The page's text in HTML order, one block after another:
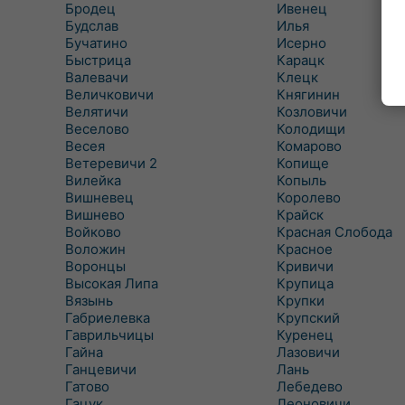
Бродец
Будслав
Бучатино
Быстрица
Валевачи
Величковичи
Велятичи
Веселово
Весея
Ветеревичи 2
Вилейка
Вишневец
Вишнево
Войково
Воложин
Воронцы
Высокая Липа
Вязынь
Габриелевка
Гаврильчицы
Гайна
Ганцевичи
Гатово
Ивенец
Илья
Исерно
Карацк
Клецк
Княгинин
Козловичи
Колодищи
Комарово
Копище
Копыль
Королево
Крайск
Красная Слобода
Красное
Кривичи
Крупица
Крупки
Крупский
Куренец
Лазовичи
Лань
Лебедево